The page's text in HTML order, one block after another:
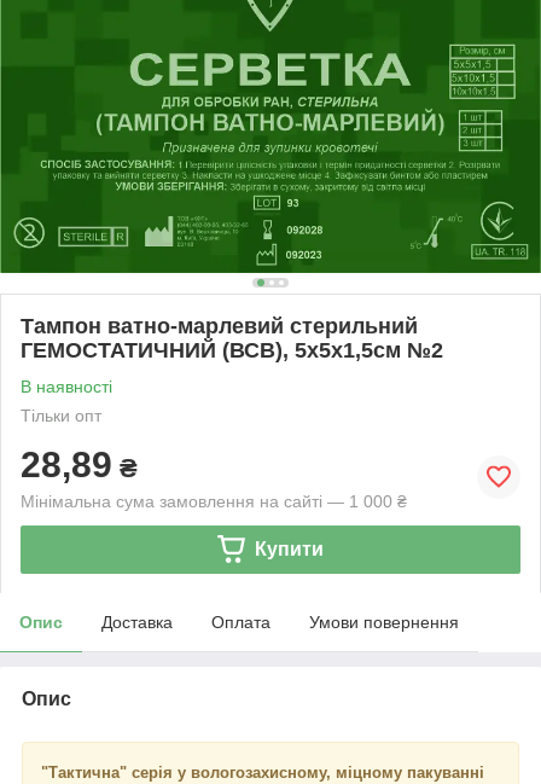
Тампон ватно-марлевий стерильний
ГЕМОСТАТИЧНИЙ (ВСВ), 5х5х1,5см №2
В наявності
Тільки опт
28,89 ₴
Мінімальна сума замовлення на сайті — 1 000 ₴
Купити
Опис Доставка Оплата Умови повернення
Опис
"Тактична" серія у вологозахисному, міцному пакуванні